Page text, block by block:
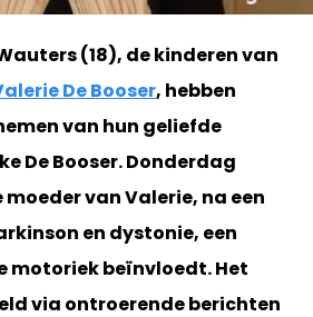
(18), de kinderen van
De Booser, hebben
van hun geliefde
De Booser. Donderdag
moeder van Valerie, na een
en dystonie, een
motoriek beïnvloedt. Het
via ontroerende berichten